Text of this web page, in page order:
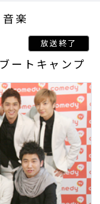
楽
ートキャンプ